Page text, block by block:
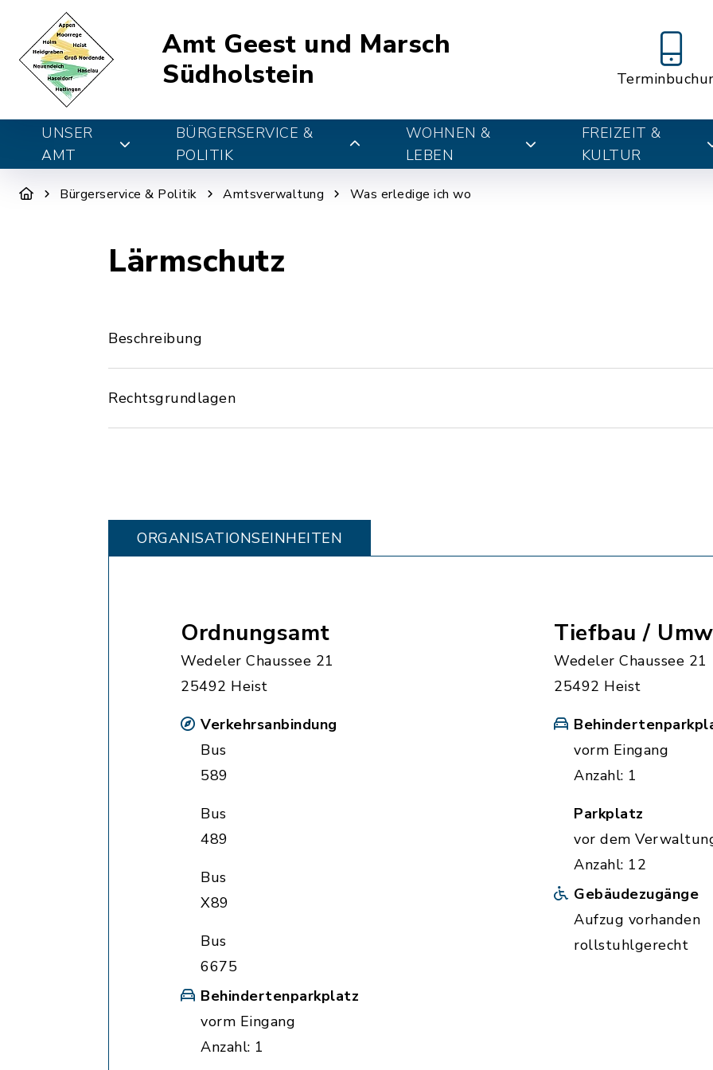
Amt Geest und Marsch
Südholstein
UNSER
AMT
BÜRGERSERVICE &
POLITIK
WOHNEN &
LEBEN
FREIZEIT &
KULTUR
Bürgerservice & Politik Amtsverwaltung Was erledige ich wo
Lärmschutz
Beschreibung
Rechtsgrundlagen
ORGANISATIONS­EINHEITEN
Ordnungsamt
Wedeler Chaussee 21
25492 Heist
Verkehrsanbindung
Bus
589
Bus
489
Bus
X89
Bus
6675
Behindertenparkplatz
vorm Eingang
Anzahl: 1
Tiefbau /
Wedeler Chaussee 21
25492 Heist
vorm Eingang
Anzahl: 1
Parkplatz
vor dem
Anzahl: 12
Gebäudezugänge
Aufzug vorhanden
rollstuhlgerecht